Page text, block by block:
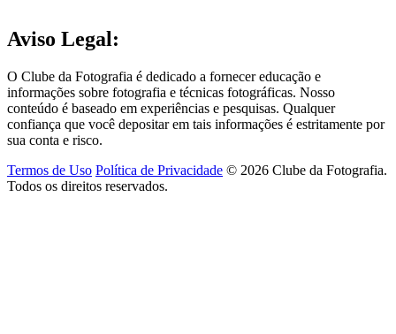
Aviso Legal:
O Clube da Fotografia é dedicado a fornecer educação e
informações sobre fotografia e técnicas fotográficas. Nosso
conteúdo é baseado em experiências e pesquisas. Qualquer
confiança que você depositar em tais informações é estritamente por
sua conta e risco.
Termos de Uso Política de Privacidade © 2026 Clube da Fotografia.
Todos os direitos reservados.